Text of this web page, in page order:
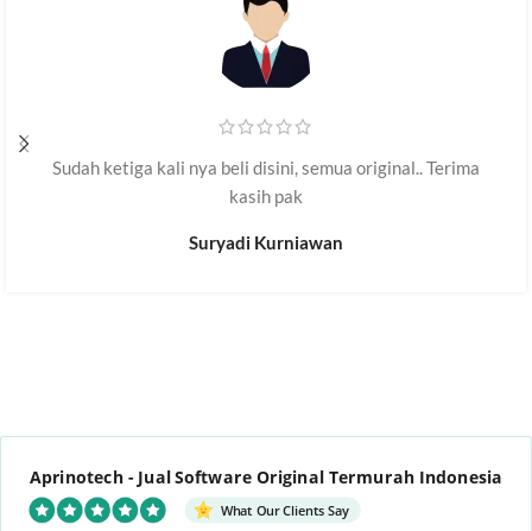
Sudah ketiga kali nya beli disini, semua original.. Terima
kasih pak
Suryadi Kurniawan
Aprinotech - Jual Software Original Termurah Indonesia
What Our Clients Say